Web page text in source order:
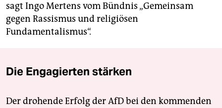
sagt Ingo Mertens vom Bündnis „Gemeinsam
gegen Rassismus und religiösen
Fundamentalismus“.
Die Engagierten stärken
Der drohende Erfolg der AfD bei den kommenden